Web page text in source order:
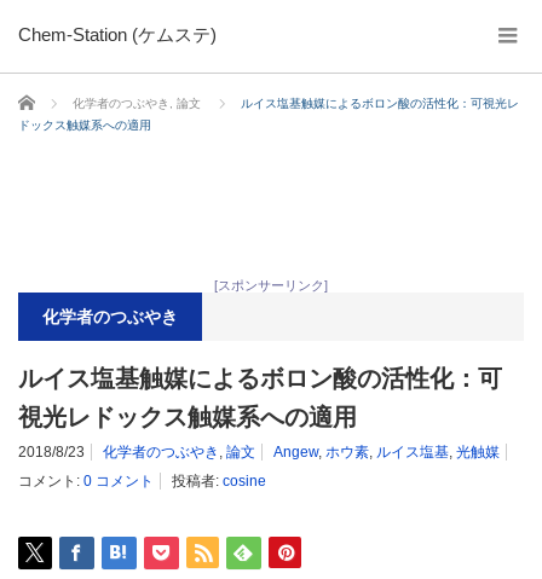
Chem-Station (ケムステ)
ホーム 化学者のつぶやき 論文
ルイス塩基触媒によるボロン酸の活性化：可視光レ
ドックス触媒系への適用
[スポンサーリンク]
化学者のつぶやき
ルイス塩基触媒によるボロン酸の活性化：可
視光レドックス触媒系への適用
2018/8/23 化学者のつぶやき , 論文 Angew, ホウ素, ルイス塩基, 光触媒
コメント: 0 コメント 投稿者: cosine